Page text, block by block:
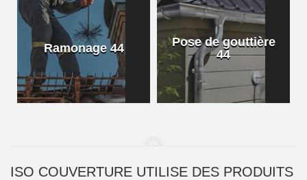
Ramonage 44
Pose de gouttière
44
ISO COUVERTURE UTILISE DES PRODUITS